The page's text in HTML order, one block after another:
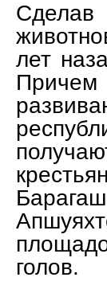
лет
голов.